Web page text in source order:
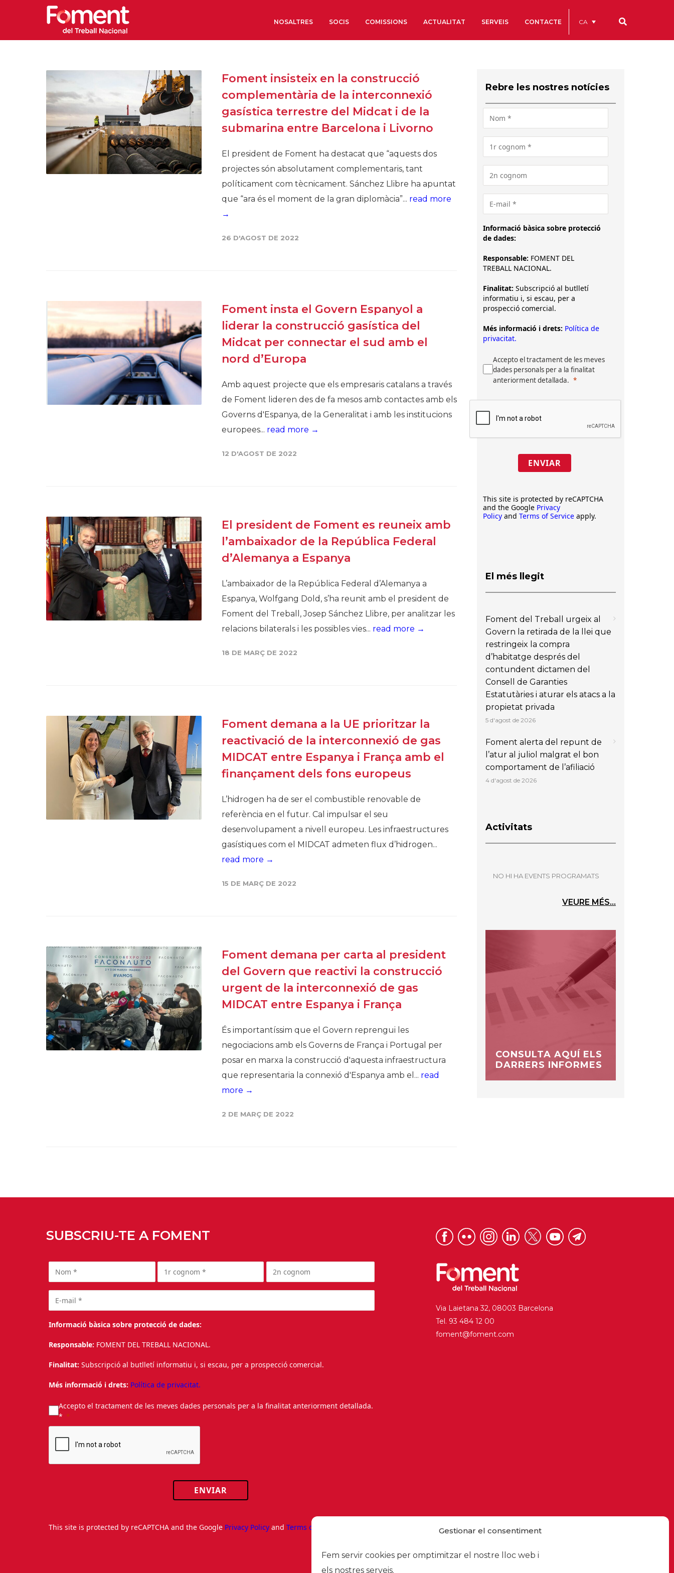
Gestionar el consentiment
Fem servir cookies per omptimitzar el nostre lloc web i
els nostres serveis.
NOSALTRES
Òrgans de Govern
Òrgans Consultius
Estructura Executiva
Institut d’Estudis Estratègics
Econòmics i Socials
Organitzacions territorials
Organitzacions sectorials
Comptes Anuals
Estatuts
Portal de la Transparència
SOCIS COMISSIONS ACTUALITAT SERVEIS CONTACTE CA
Foment insisteix en la construcció
complementària de la interconnexió
gasística terrestre del Midcat i de la
submarina entre Barcelona i Livorno
El president de Foment ha destacat que “aquests dos
projectes són absolutament complementaris, tant
políticament com tècnicament. Sánchez Llibre ha apuntat
que “ara és el moment de la gran diplomàcia”... read more
→
26 D'AGOST DE 2022
Foment insta el Govern Espanyol a
liderar la construcció gasística del
Midcat per connectar el sud amb el
nord d’Europa
Amb aquest projecte que els empresaris catalans a través
de Foment lideren des de fa mesos amb contactes amb els
Governs d'Espanya, de la Generalitat i amb les institucions
europees... read more →
12 D'AGOST DE 2022
El president de Foment es reuneix amb
l’ambaixador de la República Federal
d’Alemanya a Espanya
L’ambaixador de la República Federal d’Alemanya a
Espanya, Wolfgang Dold, s’ha reunit amb el president de
Foment del Treball, Josep Sánchez Llibre, per analitzar les
relacions bilaterals i les possibles vies... read more →
18 DE MARÇ DE 2022
Foment demana a la UE prioritzar la
reactivació de la interconnexió de gas
MIDCAT entre Espanya i França amb el
finançament dels fons europeus
L’hidrogen ha de ser el combustible renovable de
referència en el futur. Cal impulsar el seu
desenvolupament a nivell europeu. Les infraestructures
gasístiques com el MIDCAT admeten flux d’hidrogen...
read more →
15 DE MARÇ DE 2022
Foment demana per carta al president
del Govern que reactivi la construcció
urgent de la interconnexió de gas
MIDCAT entre Espanya i França
És importantíssim que el Govern reprengui les
negociacions amb els Governs de França i Portugal per
posar en marxa la construcció d'aquesta infraestructura
que representaria la connexió d'Espanya amb el... read
more →
2 DE MARÇ DE 2022
Rebre les nostres notícies
Informació bàsica sobre protecció
de dades:
Responsable: FOMENT DEL
TREBALL NACIONAL.
Finalitat: Subscripció al butlletí
informatiu i, si escau, per a
prospecció comercial.
Més informació i drets: Política de
privacitat.
Accepto el tractament de les meves
dades personals per a la finalitat
anteriorment detallada.
ENVIAR
This site is protected by reCAPTCHA
and the Google Privacy
Policy and Terms of Service apply.
El més llegit
Foment del Treball urgeix al
Govern la retirada de la llei que
restringeix la compra
d’habitatge després del
contundent dictamen del
Consell de Garanties
Estatutàries i aturar els atacs a la
propietat privada
5 d'agost de 2026
Foment alerta del repunt de
l’atur al juliol malgrat el bon
comportament de l’afiliació
4 d'agost de 2026
Activitats
NO HI HA EVENTS PROGRAMATS
VEURE MÉS...
CONSULTA AQUÍ ELS
DARRERS INFORMES
SUBSCRIU-TE A FOMENT
Informació bàsica sobre protecció de dades:
Responsable: FOMENT DEL TREBALL NACIONAL.
Finalitat: Subscripció al butlletí informatiu i, si escau, per a prospecció comercial.
Més informació i drets: Política de privacitat.
Accepto el tractament de les meves dades personals per a la finalitat anteriorment detallada.
*
ENVIAR
This site is protected by reCAPTCHA and the Google Privacy Policy andTerms of Service
Via Laietana 32, 08003 Barcelona
Tel. 93 484 12 00
foment@foment.com